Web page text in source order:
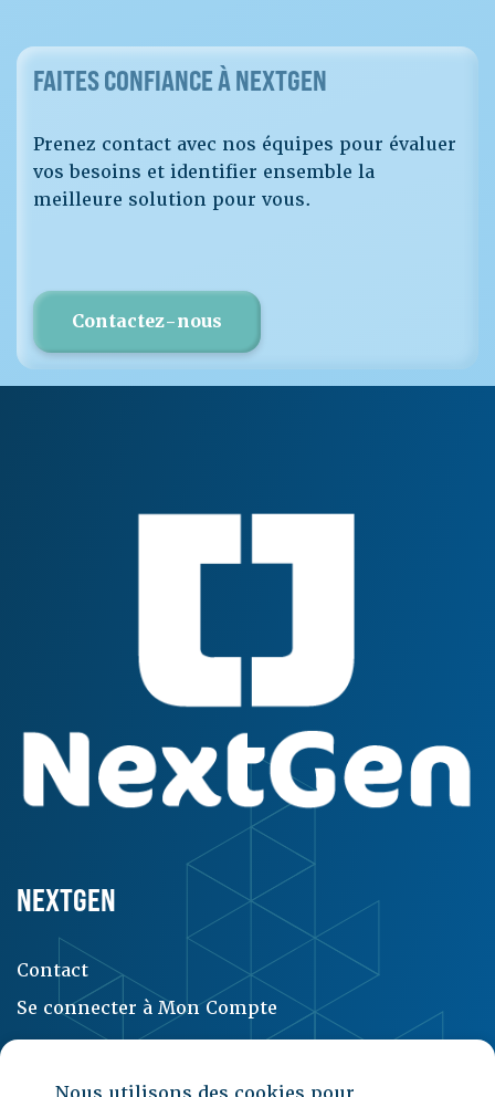
FAITES CONFIANCE À NEXTGEN
Prenez contact avec nos équipes pour évaluer
vos besoins et identifier ensemble la
meilleure solution pour vous.
Contactez-nous
NEXTGEN
Contact
Se connecter à Mon Compte